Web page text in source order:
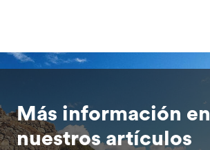
Más información en
nuestros artículos